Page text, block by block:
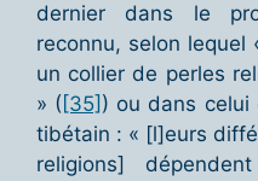
dernier dans le
reconnu, selon lequel
un collier de perles
» ( [35] ) ou dans celui
tibétain : « [l]eurs
religions]